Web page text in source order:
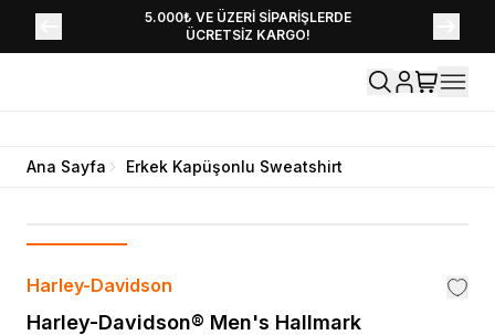
5.000₺ VE ÜZERİ SİPARİŞLERDE
ÜCRETSİZ KARGO!
YENİ SEZON KOLEKSİYONU EKLENDİ,
HEMEN KEŞFET!
Ana Sayfa Erkek Kapüşonlu Sweatshirt
Harley-Davidson
Harley-Davidson® Men's Hallmark